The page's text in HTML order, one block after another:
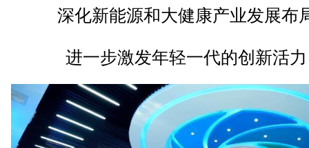
深化新能源和大健康产业发展布
进一步激发年轻一代的创新活力